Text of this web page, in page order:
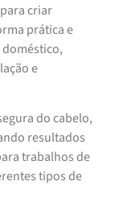
criar
prática e
e
do cabelo,
resultados
trabalhos de
tipos de